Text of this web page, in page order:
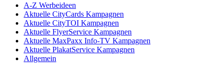
A-Z Werbeideen
Aktuelle CityCards Kampagnen
Aktuelle CityTOI Kampagnen
Aktuelle FlyerService Kampagnen
Aktuelle MaxPaxx Info-TV Kampagnen
Aktuelle PlakatService Kampagnen
Allgemein